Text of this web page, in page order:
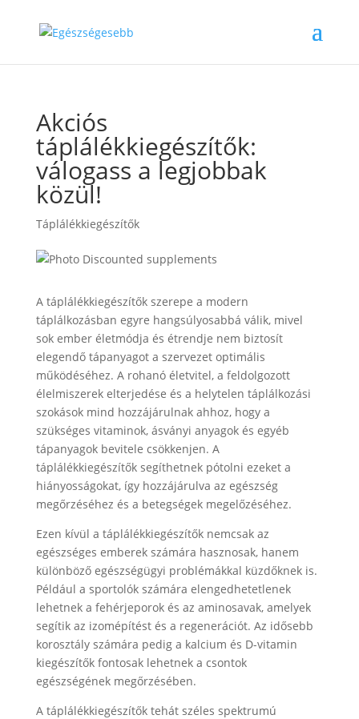
Akciós
táplálékkiegészítők:
válogass a legjobbak
közül!
Táplálékkiegészítők
A táplálékkiegészítők szerepe a modern
táplálkozásban egyre hangsúlyosabbá válik, mivel
sok ember életmódja és étrendje nem biztosít
elegendő tápanyagot a szervezet optimális
működéséhez. A rohanó életvitel, a feldolgozott
élelmiszerek elterjedése és a helytelen táplálkozási
szokások mind hozzájárulnak ahhoz, hogy a
szükséges vitaminok, ásványi anyagok és egyéb
tápanyagok bevitele csökkenjen. A
táplálékkiegészítők segíthetnek pótolni ezeket a
hiányosságokat, így hozzájárulva az egészség
megőrzéséhez és a betegségek megelőzéséhez.
Ezen kívül a táplálékkiegészítők nemcsak az
egészséges emberek számára hasznosak, hanem
különböző egészségügyi problémákkal küzdőknek is.
Például a sportolók számára elengedhetetlenek
lehetnek a fehérjeporok és az aminosavak, amelyek
segítik az izomépítést és a regenerációt. Az idősebb
korosztály számára pedig a kalcium és D-vitamin
kiegészítők fontosak lehetnek a csontok
egészségének megőrzésében.
A táplálékkiegészítők tehát széles spektrumú